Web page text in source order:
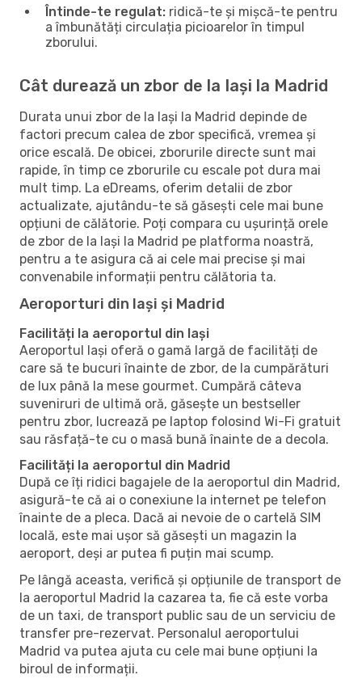
Întinde-te regulat: ridică-te și mișcă-te pentru
a îmbunătăți circulația picioarelor în timpul
zborului.
Cât durează un zbor de la Iași la Madrid
Durata unui zbor de la Iași la Madrid depinde de
factori precum calea de zbor specifică, vremea și
orice escală. De obicei, zborurile directe sunt mai
rapide, în timp ce zborurile cu escale pot dura mai
mult timp. La eDreams, oferim detalii de zbor
actualizate, ajutându-te să găsești cele mai bune
opțiuni de călătorie. Poți compara cu ușurință orele
de zbor de la Iași la Madrid pe platforma noastră,
pentru a te asigura că ai cele mai precise și mai
convenabile informații pentru călătoria ta.
Aeroporturi din Iași și Madrid
Facilități la aeroportul din Iași
Aeroportul Iași oferă o gamă largă de facilități de
care să te bucuri înainte de zbor, de la cumpărături
de lux până la mese gourmet. Cumpără câteva
suveniruri de ultimă oră, găsește un bestseller
pentru zbor, lucrează pe laptop folosind Wi-Fi gratuit
sau răsfață-te cu o masă bună înainte de a decola.
Facilități la aeroportul din Madrid
După ce îți ridici bagajele de la aeroportul din Madrid,
asigură-te că ai o conexiune la internet pe telefon
înainte de a pleca. Dacă ai nevoie de o cartelă SIM
locală, este mai ușor să găsești un magazin la
aeroport, deși ar putea fi puțin mai scump.
Pe lângă aceasta, verifică și opțiunile de transport de
la aeroportul Madrid la cazarea ta, fie că este vorba
de un taxi, de transport public sau de un serviciu de
transfer pre-rezervat. Personalul aeroportului
Madrid va putea ajuta cu cele mai bune opțiuni la
biroul de informații.